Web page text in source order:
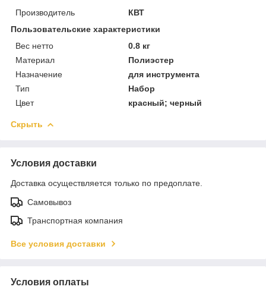
Производитель
КВТ
Пользовательские характеристики
Вес нетто
0.8 кг
Материал
Полиэстер
Назначение
для инструмента
Тип
Набор
Цвет
красный; черный
Скрыть
Условия доставки
Доставка осуществляется только по предоплате.
Самовывоз
Транспортная компания
Все условия доставки
Условия оплаты